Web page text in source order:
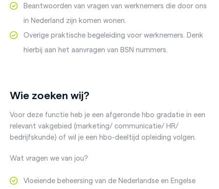
Beantwoorden van vragen van werknemers die door ons
in Nederland zijn komen wonen.
Overige praktische begeleiding voor werknemers. Denk
hierbij aan het aanvragen van BSN nummers.
Wie zoeken wij?
Voor deze functie heb je een afgeronde hbo gradatie in een
relevant vakgebied (marketing/ communicatie/ HR/
bedrijfskunde) of wil je een hbo-deeltijd opleiding volgen.
Wat vragen we van jou?
Vloeiende beheersing van de Nederlandse en Engelse